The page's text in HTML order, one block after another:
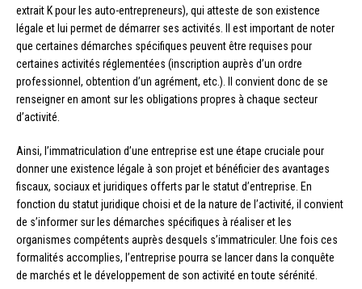
extrait K pour les auto-entrepreneurs), qui atteste de son existence
légale et lui permet de démarrer ses activités. Il est important de noter
que certaines démarches spécifiques peuvent être requises pour
certaines activités réglementées (inscription auprès d’un ordre
professionnel, obtention d’un agrément, etc.). Il convient donc de se
renseigner en amont sur les obligations propres à chaque secteur
d’activité.
Ainsi, l’immatriculation d’une entreprise est une étape cruciale pour
donner une existence légale à son projet et bénéficier des avantages
fiscaux, sociaux et juridiques offerts par le statut d’entreprise. En
fonction du statut juridique choisi et de la nature de l’activité, il convient
de s’informer sur les démarches spécifiques à réaliser et les
organismes compétents auprès desquels s’immatriculer. Une fois ces
formalités accomplies, l’entreprise pourra se lancer dans la conquête
de marchés et le développement de son activité en toute sérénité.